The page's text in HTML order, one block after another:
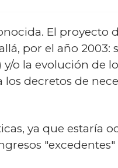
El proyecto
por el año 2003:
o la evolución de
los decretos de
ya que estaría